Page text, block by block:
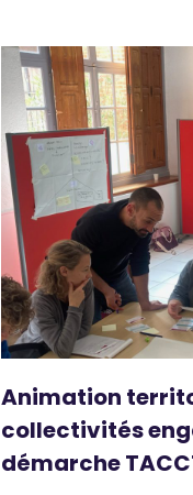
Animation
collectivités
démarche